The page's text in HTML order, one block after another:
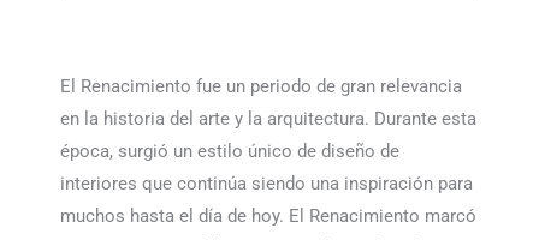
El Renacimiento fue un periodo de gran relevancia
en la historia del arte y la arquitectura. Durante esta
época, surgió un estilo único de diseño de
interiores que continúa siendo una inspiración para
muchos hasta el día de hoy. El Renacimiento marcó